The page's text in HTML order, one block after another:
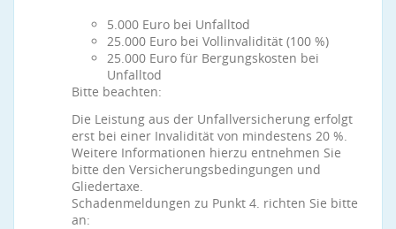
5.000 Euro bei Unfalltod
25.000 Euro bei Vollinvalidität (100 %)
25.000 Euro für Bergungskosten bei
Unfalltod
Bitte beachten:
Die Leistung aus der Unfallversicherung erfolgt
erst bei einer Invalidität von mindestens 20 %.
Weitere Informationen hierzu entnehmen Sie
bitte den Versicherungsbedingungen und
Gliedertaxe.
Schadenmeldungen zu Punkt 4. richten Sie bitte
an: